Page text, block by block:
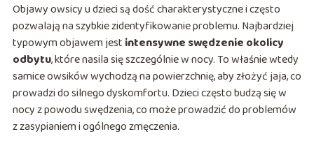
Objawy owsicy u dzieci są dość charakterystyczne i często
pozwalają na szybkie zidentyfikowanie problemu. Najbardziej
typowym objawem jest intensywne swędzenie okolicy
odbytu, które nasila się szczególnie w nocy. To właśnie wtedy
samice owsików wychodzą na powierzchnię, aby złożyć jaja, co
prowadzi do silnego dyskomfortu. Dzieci często budzą się w
nocy z powodu swędzenia, co może prowadzić do problemów
z zasypianiem i ogólnego zmęczenia.